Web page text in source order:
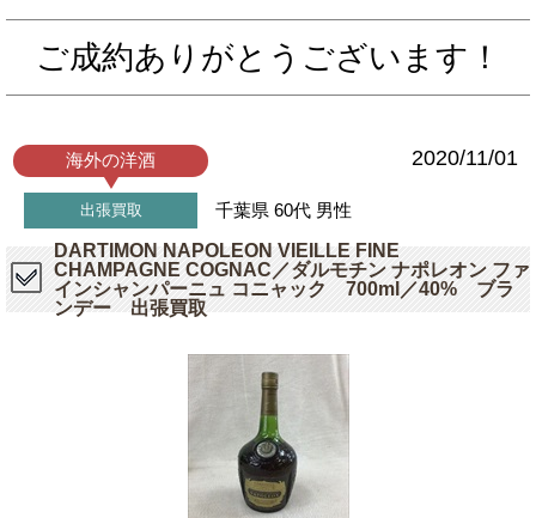
ご成約ありがとうございます！
海外の洋酒 2020/11/01
出張買取 千葉県 60代 男性
DARTIMON NAPOLEON VIEILLE FINE
CHAMPAGNE COGNAC／ダルモチン ナポレオン ファ
インシャンパーニュ コニャック 700ml／40% ブラ
ンデー 出張買取